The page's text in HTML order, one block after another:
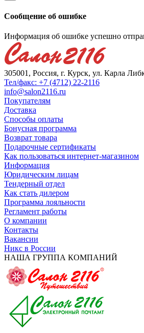
Сообщение об ошибке
Информация об ошибке успешно
305001, Россия, г. Курск, ул. Карла
Тел/факс: +7 (4712) 22-2116
info@salon2116.ru
Покупателям
Доставка
Способы оплаты
Бонусная программа
Возврат товара
Подарочные сертификаты
Как пользоваться интернет-магазином
Информация
Юридическим лицам
Тендерный отдел
Как стать дилером
Программа лояльности
Регламент работы
О компании
Контакты
Вакансии
Никс в России
НАША ГРУППА КОМПАНИЙ